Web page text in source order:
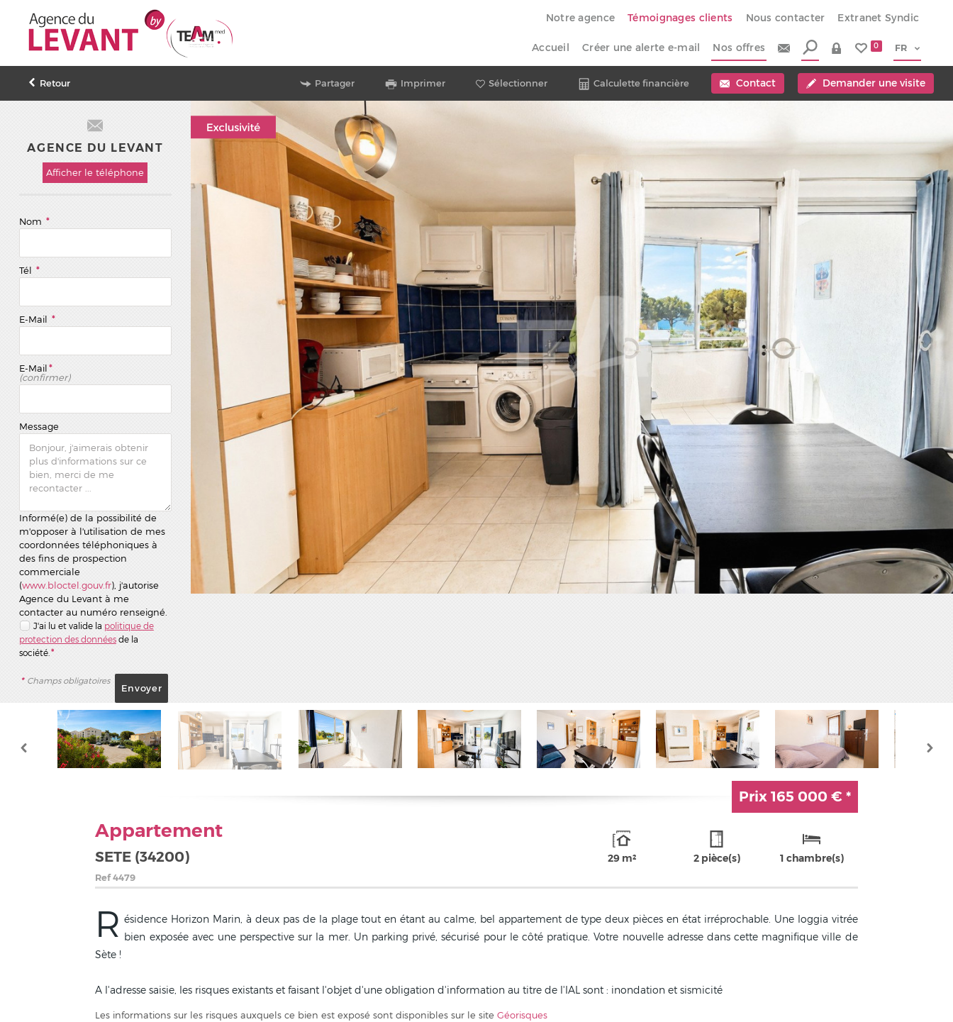
Notre agence Témoignages clients Nous contacter Extranet Syndic
Accueil Créer une alerte e-mail Nos offres 0
Retour Partager Imprimer Sélectionner Calculette financière Contact Demander une visite
AGENCE DU LEVANT
Afficher le téléphone
Nom *
Tél *
E-Mail *
E-Mail*
(confirmer)
Message
Informé(e) de la possibilité de
m'opposer à l'utilisation de mes
coordonnées téléphoniques à
des fins de prospection
commerciale
(www.bloctel.gouv.fr), j'autorise
Agence du Levant à me
contacter au numéro renseigné.
J'ai lu et valide la politique de
protection des données de la
société.*
* Champs obligatoires
Prix165 000 € *
Appartement
SETE (34200)
Ref4479
29 m² 2 pièce(s) 1 chambre(s)
R ésidence Horizon Marin, à deux pas de la plage tout en étant au calme, bel appartement de type deux pièces en état irréprochable. Une loggia vitrée
bien exposée avec une perspective sur la mer. Un parking privé, sécurisé pour le côté pratique. Votre nouvelle adresse dans cette magnifique ville de
Sète !
A l'adresse saisie, les risques existants et faisant l'objet d'une obligation d'information au titre de l'IAL sont : inondation et sismicité
Les informations sur les risques auxquels ce bien est exposé sont disponibles sur le siteGéorisques